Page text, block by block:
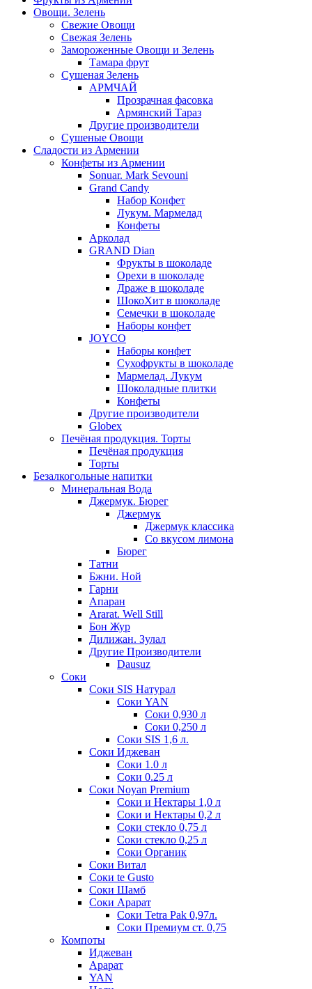
Овощи. Зелень
Свежие Овощи
Свежая Зелень
Замороженные Овощи и Зелень
Тамара фрут
Сушеная Зелень
АРМЧАЙ
Прозрачная фасовка
Армянский Тараз
Другие производители
Сушеные Овощи
Сладости из Армении
Конфеты из Армении
Sonuar. Mark Sevouni
Grand Candy
Набор Конфет
Лукум. Мармелад
Конфеты
Арколад
GRAND Dian
Фрукты в шоколаде
Орехи в шоколаде
Драже в шоколаде
ШокоХит в шоколаде
Семечки в шоколаде
Наборы конфет
JOYCO
Наборы конфет
Сухофрукты в шоколаде
Мармелад. Лукум
Шоколадные плитки
Конфеты
Другие производители
Globex
Печёная продукция. Торты
Печёная продукция
Торты
Безалкогольные напитки
Минеральная Вода
Джермук. Бюрег
Джермук
Джермук классика
Со вкусом лимона
Бюрег
Татни
Бжни. Ной
Гарни
Апаран
Ararat. Well Still
Бон Жур
Дилижан. Зулал
Другие Производители
Dausuz
Соки
Соки SIS Натурал
Соки YAN
Соки 0,930 л
Соки 0,250 л
Соки SIS 1,6 л.
Соки Иджеван
Соки 1.0 л
Соки 0.25 л
Соки Noyan Premium
Соки и Нектары 1,0 л
Соки и Нектары 0,2 л
Соки стекло 0,75 л
Соки стекло 0,25 л
Соки Органик
Соки Витал
Соки te Gusto
Соки Шамб
Соки Арарат
Соки Tetra Pak 0,97л.
Соки Премиум ст. 0,75
Компоты
Иджеван
Арарат
YAN